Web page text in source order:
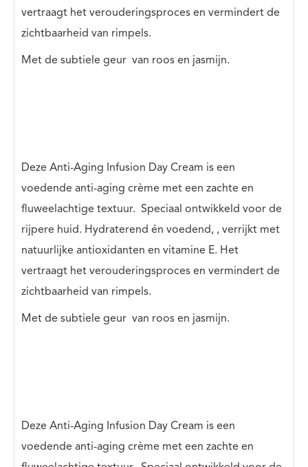
vertraagt ​​het verouderingsproces en vermindert de
zichtbaarheid van rimpels.
Met de subtiele geur van roos en jasmijn.
Deze Anti-Aging Infusion Day Cream is een
voedende anti-aging crème met een zachte en
fluweelachtige textuur. Speciaal ontwikkeld voor de
rijpere huid. Hydraterend én voedend, , verrijkt met
natuurlijke antioxidanten en vitamine E. Het
vertraagt ​​het verouderingsproces en vermindert de
zichtbaarheid van rimpels.
Met de subtiele geur van roos en jasmijn.
Deze Anti-Aging Infusion Day Cream is een
voedende anti-aging crème met een zachte en